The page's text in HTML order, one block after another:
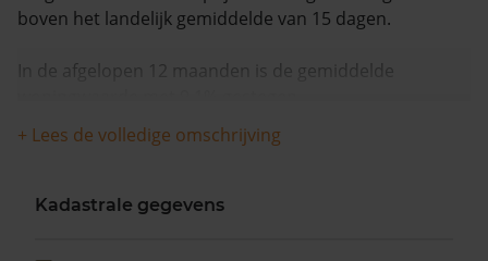
boven het landelijk gemiddelde van 15 dagen.
In de afgelopen 12 maanden is de gemiddelde
+ Lees de volledige omschrijving
Kadastrale gegevens